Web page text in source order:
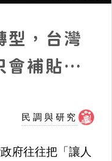
型，台灣
會補貼油
民調與研究
府往往把「讓人